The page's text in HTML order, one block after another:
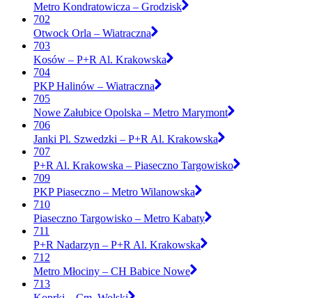
Metro Kondratowicza – Grodzisk
702
Otwock Orla – Wiatraczna
703
Kosów – P+R Al. Krakowska
704
PKP Halinów – Wiatraczna
705
Nowe Załubice Opolska – Metro Marymont
706
Janki Pl. Szwedzki – P+R Al. Krakowska
707
P+R Al. Krakowska – Piaseczno Targowisko
709
PKP Piaseczno – Metro Wilanowska
710
Piaseczno Targowisko – Metro Kabaty
711
P+R Nadarzyn – P+R Al. Krakowska
712
Metro Młociny – CH Babice Nowe
713